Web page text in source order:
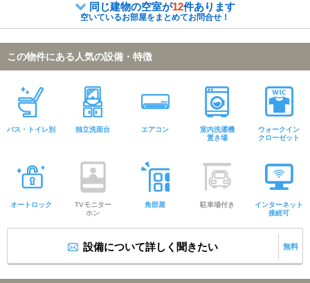
同じ建物の空室が12件あります
空いているお部屋をまとめてお問合せ！
この物件にある人気の設備・特徴
バス・トイレ別 独立洗面台 エアコン
室内洗濯機
置き場
ウォークイン
クローゼット
オートロック
TVモニター
ホン
角部屋 駐車場付き
インターネット
接続可
設備について詳しく聞きたい 無料